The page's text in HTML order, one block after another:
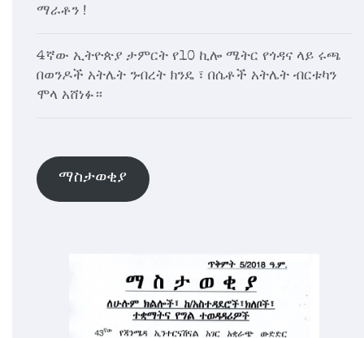
ማራቶን !
4ኛው ኢትዮጵያ ታምርት የ10 ኪሎ ሜትር የጎዳና ላይ ሩጫ
በወንዶች አትሌት ንብረት ክንዴ ፣ በሴቶች አትሌት ብርቱካን
ሞላ አሸነፉ።
ማስታወቂያ